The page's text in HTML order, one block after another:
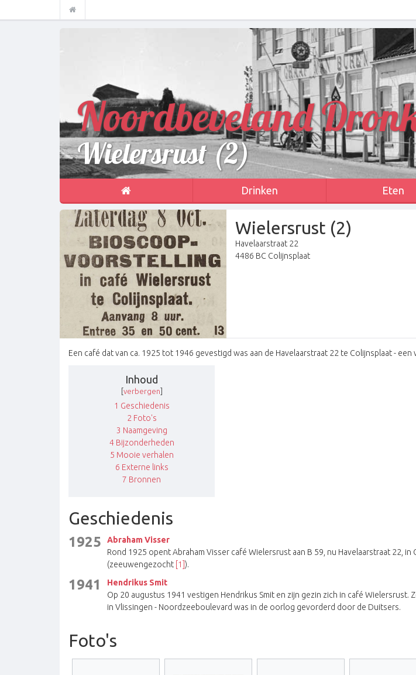
Noordbeveland
Wielersrust (2)
Drinken Eten
Wielersrust (2)
Havelaarstraat 22
4486 BC Colijnsplaat
Een café dat van ca. 1925 tot 1946 gevestigd was aan de Havelaarstraat 22 te Colijnsplaat -
Inhoud
verbergen
1 Geschiedenis
2 Foto's
3 Naamgeving
4 Bijzonderheden
5 Mooie verhalen
6 Externe links
7 Bronnen
Geschiedenis
1925
Abraham Visser
Rond 1925 opent Abraham Visser café Wielersrust aan B 59, nu Havelaarstraat 22,
(zeeuwengezocht [1] ).
1941
Hendrikus Smit
Op 20 augustus 1941 vestigen Hendrikus Smit en zijn gezin zich in café
in Vlissingen - Noordzeeboulevard was in de oorlog gevorderd door de Duitsers.
Foto's